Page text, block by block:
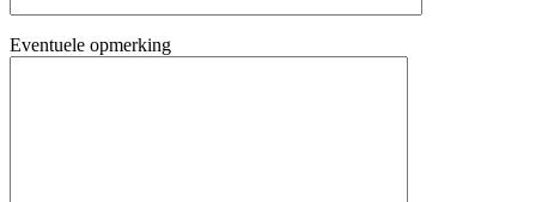
Eventuele opmerking